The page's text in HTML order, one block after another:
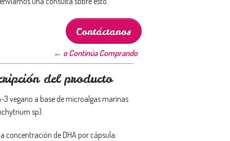
Contáctanos
← o Continúa Comprando
del producto
3 vegano a base de microalgas marinas
sp).
concentración de DHA por cápsula: